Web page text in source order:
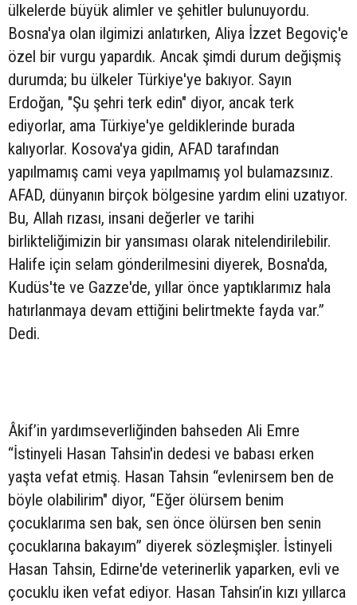
ülkelerde büyük alimler ve şehitler bulunuyordu.
Bosna'ya olan ilgimizi anlatırken, Aliya İzzet Begoviç'e
özel bir vurgu yapardık. Ancak şimdi durum değişmiş
durumda; bu ülkeler Türkiye'ye bakıyor. Sayın
Erdoğan, "Şu şehri terk edin" diyor, ancak terk
ediyorlar, ama Türkiye'ye geldiklerinde burada
kalıyorlar. Kosova'ya gidin, AFAD tarafından
yapılmamış cami veya yapılmamış yol bulamazsınız.
AFAD, dünyanın birçok bölgesine yardım elini uzatıyor.
Bu, Allah rızası, insani değerler ve tarihi
birlikteliğimizin bir yansıması olarak nitelendirilebilir.
Halife için selam gönderilmesini diyerek, Bosna'da,
Kudüs'te ve Gazze'de, yıllar önce yaptıklarımız hala
hatırlanmaya devam ettiğini belirtmekte fayda var.”
Dedi.
Âkif’in yardımseverliğinden bahseden Ali Emre
“İstinyeli Hasan Tahsin'in dedesi ve babası erken
yaşta vefat etmiş. Hasan Tahsin “evlenirsem ben de
böyle olabilirim" diyor, “Eğer ölürsem benim
çocuklarıma sen bak, sen önce ölürsen ben senin
çocuklarına bakayım” diyerek sözleşmişler. İstinyeli
Hasan Tahsin, Edirne'de veterinerlik yaparken, evli ve
çocuklu iken vefat ediyor. Hasan Tahsin’in kızı yıllarca